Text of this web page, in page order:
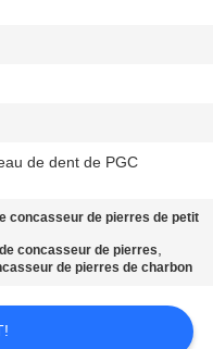
de dent de PGC
concasseur de pierres de petit
concasseur de pierres,
de pierres de charbon